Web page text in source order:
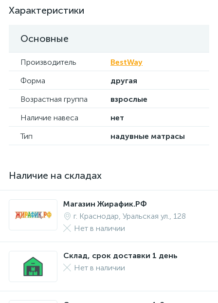
Характеристики
Основные
Производитель
BestWay
Форма
другая
Возрастная группа
взрослые
Наличие навеса
нет
Тип
надувные матрасы
Наличие на складах
Магазин Жирафик.РФ
г. Краснодар, Уральская ул., 128
Нет в наличии
Склад, срок доставки 1 день
Нет в наличии